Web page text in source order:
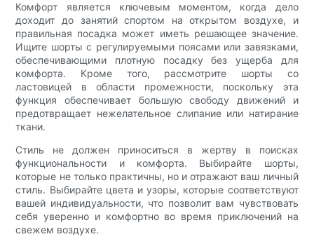
Комфорт является ключевым моментом, когда дело
доходит до занятий спортом на открытом воздухе, и
правильная посадка может иметь решающее значение.
Ищите шорты с регулируемыми поясами или завязками,
обеспечивающими плотную посадку без ущерба для
комфорта. Кроме того, рассмотрите шорты со
ластовицей в области промежности, поскольку эта
функция обеспечивает большую свободу движений и
предотвращает нежелательное слипание или натирание
ткани.
Стиль не должен приноситься в жертву в поисках
функциональности и комфорта. Выбирайте шорты,
которые не только практичны, но и отражают ваш личный
стиль. Выбирайте цвета и узоры, которые соответствуют
вашей индивидуальности, что позволит вам чувствовать
себя уверенно и комфортно во время приключений на
свежем воздухе.